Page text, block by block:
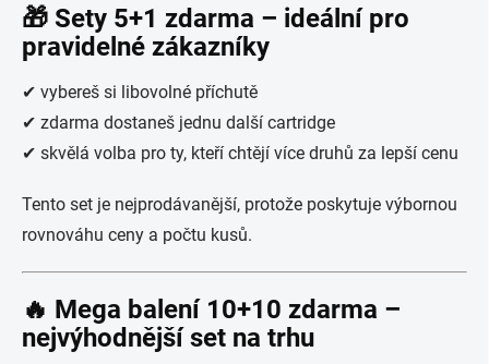
🎁 Sety 5+1 zdarma – ideální pro
pravidelné zákazníky
✔ vybereš si libovolné příchutě
✔ zdarma dostaneš jednu další cartridge
✔ skvělá volba pro ty, kteří chtějí více druhů za lepší cenu
Tento set je nejprodávanější, protože poskytuje výbornou
rovnováhu ceny a počtu kusů.
🔥 Mega balení 10+10 zdarma –
nejvýhodnější set na trhu